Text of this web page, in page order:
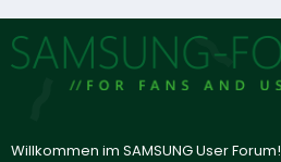
Willkommen im SAMSUNG User Forum!